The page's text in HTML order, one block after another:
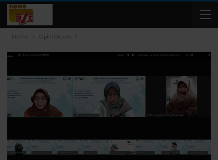
Home Opini Dosen